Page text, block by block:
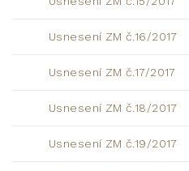
Usnesení ZM č.16/2017
Usnesení ZM č.17/2017
Usnesení ZM č.18/2017
Usnesení ZM č.19/2017